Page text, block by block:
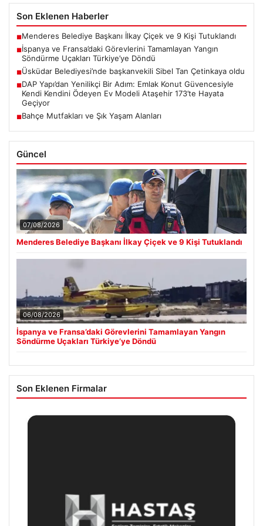
Son Eklenen Haberler
■Menderes Belediye Başkanı İlkay Çiçek ve 9 Kişi Tutuklandı
■İspanya ve Fransa’daki Görevlerini Tamamlayan Yangın
Söndürme Uçakları Türkiye’ye Döndü
■Üsküdar Belediyesi’nde başkanvekili Sibel Tan Çetinkaya oldu
■DAP Yapı’dan Yenilikçi Bir Adım: Emlak Konut Güvencesiyle
Kendi Kendini Ödeyen Ev Modeli Ataşehir 173’te Hayata
Geçiyor
■Bahçe Mutfakları ve Şık Yaşam Alanları
Güncel
07/08/2026
Menderes Belediye Başkanı İlkay Çiçek ve 9 Kişi Tutuklandı
06/08/2026
İspanya ve Fransa’daki Görevlerini Tamamlayan Yangın
Söndürme Uçakları Türkiye’ye Döndü
Son Eklenen Firmalar